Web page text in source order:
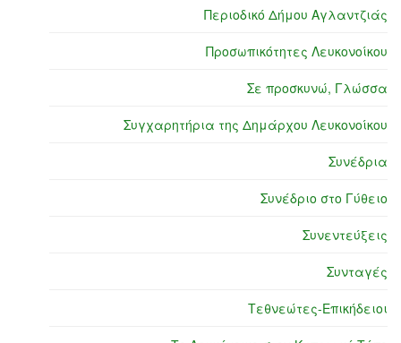
Περιοδικό Δήμου Αγλαντζιάς
Προσωπικότητες Λευκονοίκου
Σε προσκυνώ, Γλώσσα
Συγχαρητήρια της Δημάρχου Λευκονοίκου
Συνέδρια
Συνέδριο στο Γύθειο
Συνεντεύξεις
Συνταγές
Τεθνεώτες-Επικήδειοι